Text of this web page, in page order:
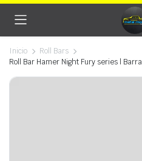
Inicio
Roll Bars
Roll Bar Hamer Night Fury series |